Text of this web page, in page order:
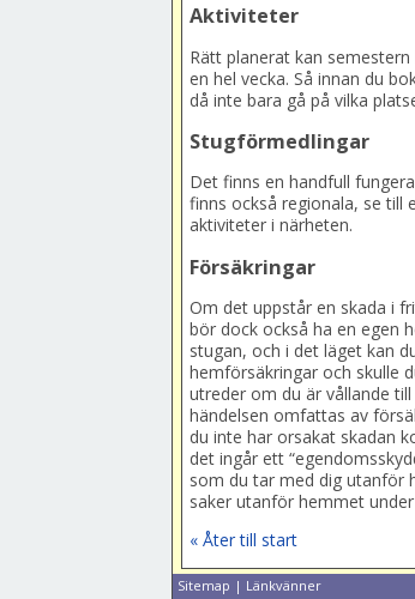
Aktiviteter
Rätt planerat kan
en hel vecka. Så innan du
då inte bara gå på vilka
Stugförmedlingar
Det finns en handfull
finns också regionala, se till
aktiviteter i närheten.
Försäkringar
Om det uppstår en skada i
bör dock också ha en egen
stugan, och i det läget kan
hemförsäkringar och skulle
utreder om du är vållande
händelsen omfattas av
du inte har orsakat skadan
det ingår ett
som du tar med dig utanför
saker utanför hemmet
« Åter till start
Sitemap | Länkvänner